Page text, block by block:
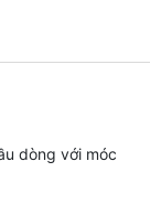
dòng với móc